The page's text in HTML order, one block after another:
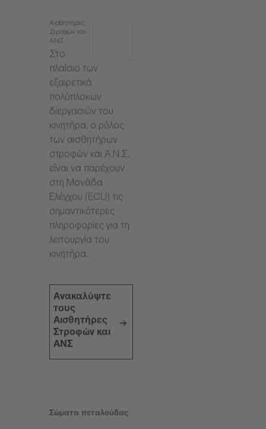
Αισθητήρες
Στροφών και
ΑΝΣ
Στο
πλαίσιο των
εξαιρετικά
πολύπλοκων
διεργασιών του
κινητήρα, ο ρόλος
των αισθητήρων
στροφών και Α.Ν.Σ.
είναι να παρέχουν
στη Μονάδα
Ελέγχου (ECU) τις
σημαντικότερες
πληροφορίες για τη
λειτουργία του
κινητήρα.
Ανακαλύψτε
τους
Αισθητήρες
Στροφών και
ΑΝΣ
Σώματα πεταλούδας